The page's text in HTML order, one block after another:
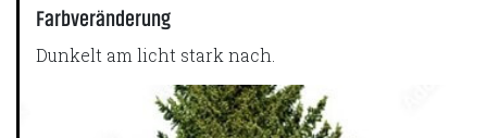
Farbveränderung
Dunkelt am licht stark nach.